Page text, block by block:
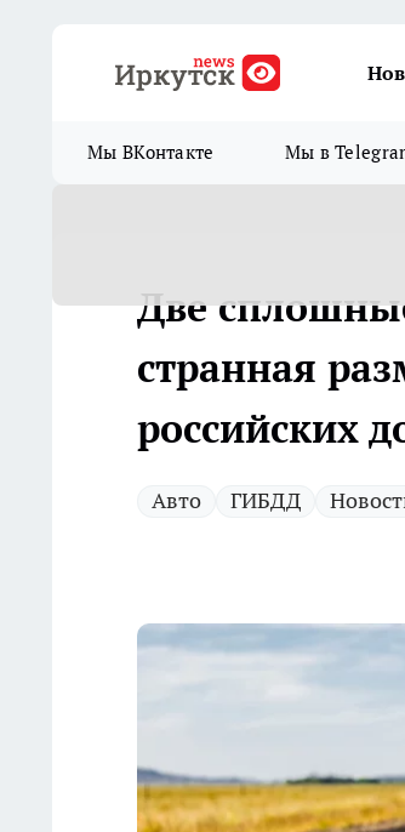
Мы ВКонтакте Мы в
Две
странная
российских
Авто ГИБДД